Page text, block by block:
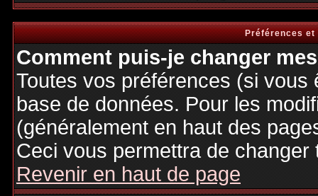
Préférences
Comment puis-je changer
Toutes vos préférences (si
base de données. Pour les
(généralement en haut des
Ceci vous permettra de
Revenir en haut de page